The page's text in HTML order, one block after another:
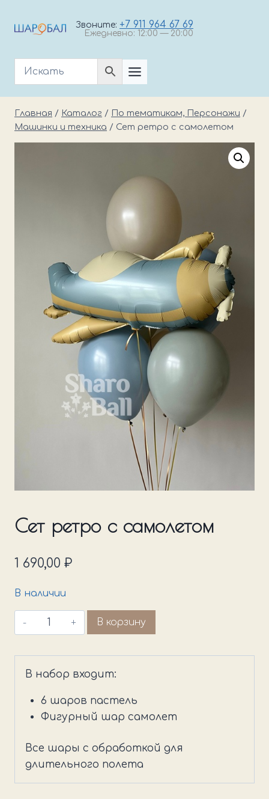
Звоните: +7 911 964 67 69
Ежедневно: 12:00 — 20:00
Главная / Каталог / По тематикам, Персонажи /
Машинки и техника / Сет ретро с самолетом
Сет ретро с самолетом
1 690,00 ₽
В наличии
Количество
товара
ретро
самолетом
В корзину
В набор входит:
6 шаров пастель
Фигурный шар самолет
Все шары с обработкой для
длительного полета